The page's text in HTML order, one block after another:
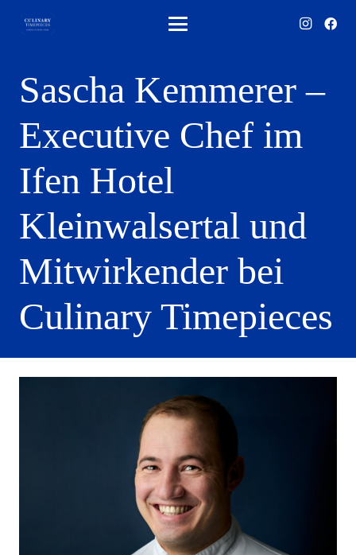
Sascha Kemmerer –
Executive Chef im
Ifen Hotel
Kleinwalsertal und
Mitwirkender bei
Culinary Timepieces